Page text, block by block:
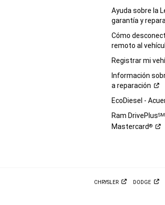
Ayuda sobre la
garantía y
Cómo
remoto al
Registrar mi
Información
areparación
EcoDiesel -
Ram DrivePlusSM
Mastercard®
CHRYSLER DODGE